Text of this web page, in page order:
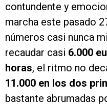
contundente y
marcha este pasado
números casi nunca
recaudar casi 6.000
horas, el ritmo no
11.000 en los dos
bastante abrumadas